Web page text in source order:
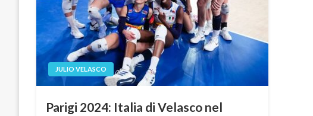
JULIO VELASCO
Parigi 2024: Italia di Velasco nel